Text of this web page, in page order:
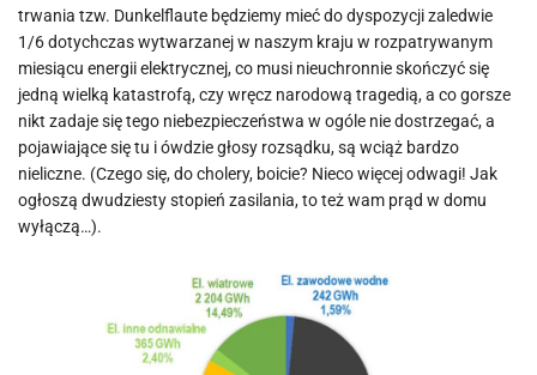
trwania tzw. Dunkelflaute będziemy mieć do dyspozycji zaledwie
1/6 dotychczas wytwarzanej w naszym kraju w rozpatrywanym
miesiącu energii elektrycznej, co musi nieuchronnie skończyć się
jedną wielką katastrofą, czy wręcz narodową tragedią, a co gorsze
nikt zadaje się tego niebezpieczeństwa w ogóle nie dostrzegać, a
pojawiające się tu i ówdzie głosy rozsądku, są wciąż bardzo
nieliczne. (Czego się, do cholery, boicie? Nieco więcej odwagi! Jak
ogłoszą dwudziesty stopień zasilania, to też wam prąd w domu
wyłączą…).